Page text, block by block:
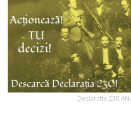
Declaratia 230